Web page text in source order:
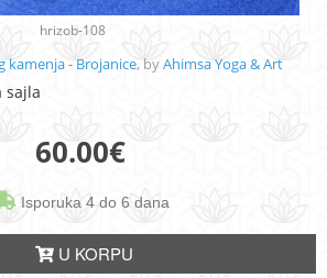
hrizob-108
kamenja - Brojanice, byAhimsa Yoga & Art
sajla
60.00€
Isporuka 4 do 6 dana
U KORPU